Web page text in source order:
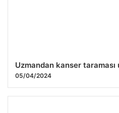
Uzmandan kanser taraması
05/04/2024